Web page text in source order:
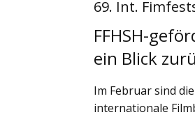
69. Int.
FFHSH-
ein Blick
Im Februar sind
internationale